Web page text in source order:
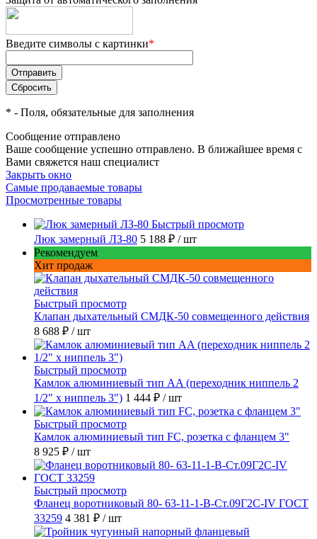
Введите символы с картинки*
* - Поля, обязательные для заполнения
Сообщение отправлено
Ваше сообщение успешно отправлено. В ближайшее время с
Вами свяжется наш специалист
Закрыть окно
Самые продаваемые товары
Просмотренные товары
Быстрый просмотр
Люк замерный ЛЗ-80 5 188 ₽ / шт
Рекомендуем
Хит продаж
Быстрый просмотр
Клапан дыхательный СМДК-50 совмещенного действия
8 688 ₽ / шт
Быстрый просмотр
Камлок алюминиевый тип AA (переходник ниппель 2
1/2" х ниппель 3") 1 444 ₽ / шт
Быстрый просмотр
Камлок алюминиевый тип FC, розетка с фланцем 3"
8 925 ₽ / шт
Быстрый просмотр
Фланец воротниковый 80- 63-11-1-B-Ст.09Г2С-IV ГОСТ
33259 4 381 ₽ / шт